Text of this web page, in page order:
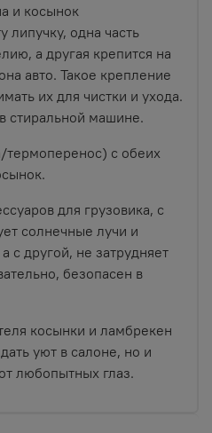
и косынок
липучку, одна часть
а другая крепится на
авто. Такое крепление
их для чистки и ухода.
стиральной машине.
термоперенос) с обеих
для грузовика, с
солнечные лучи и
с другой, не затрудняет
безопасен в
косынки и ламбрекен
уют в салоне, но и
любопытных глаз.